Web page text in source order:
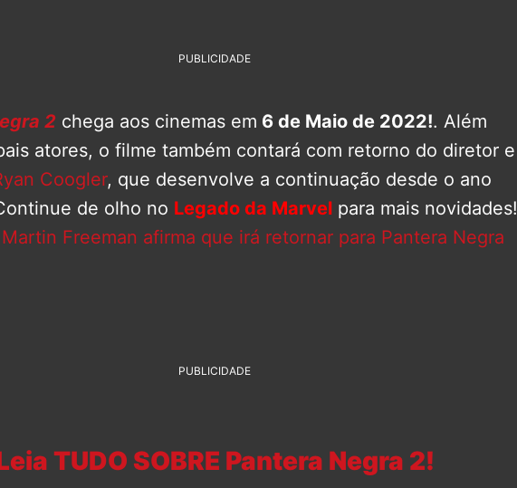
PUBLICIDADE
2 chega aos cinemas em 6 de Maio de 2022!. Além
atores, o filme também contará com retorno do diretor e
Coogler, que desenvolve a continuação desde o ano
de olho no Legado da Marvel para mais novidades!
Freeman afirma que irá retornar para Pantera Negra
PUBLICIDADE
TUDO SOBRE Pantera Negra 2!